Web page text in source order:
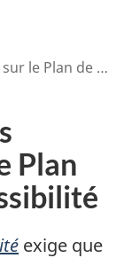
sur l’accessibilité
Plan
exige que